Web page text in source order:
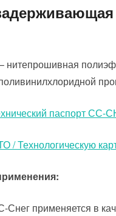
нитепрошивная
паспорт СС-
/ Технологическую
Снег применяется в